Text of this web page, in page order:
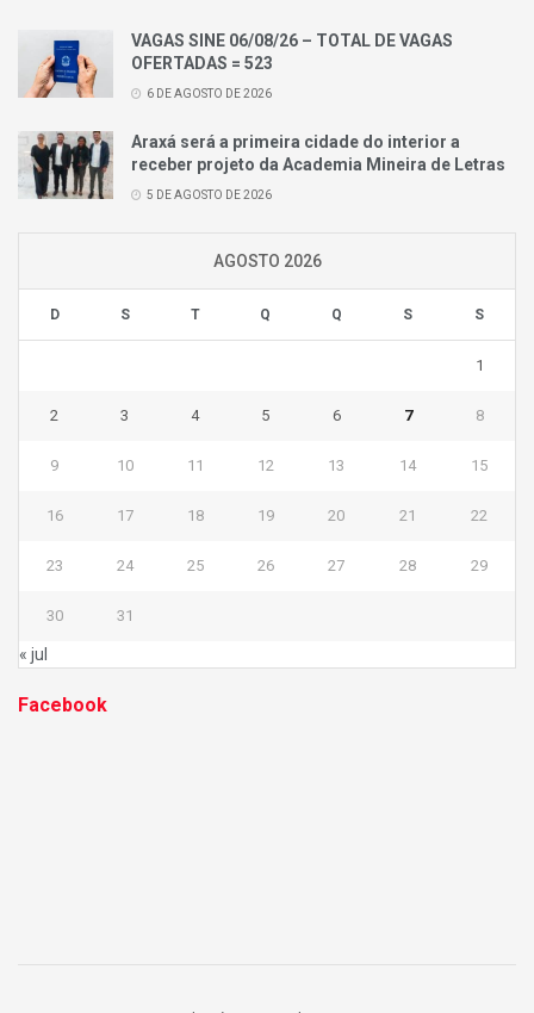
VAGAS SINE 06/08/26 – TOTAL DE VAGAS
OFERTADAS = 523
6 DE AGOSTO DE 2026
Araxá será a primeira cidade do interior a
receber projeto da Academia Mineira de Letras
5 DE AGOSTO DE 2026
AGOSTO 2026
D S T Q Q S S
1
2 3 4 5 6 7 8
9 10 11 12 13 14 15
16 17 18 19 20 21 22
23 24 25 26 27 28 29
30 31
« jul
Facebook